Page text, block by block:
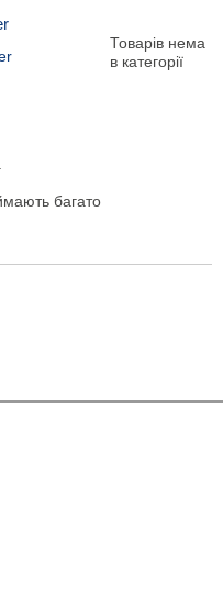
багато
Товарів нема
в категорії